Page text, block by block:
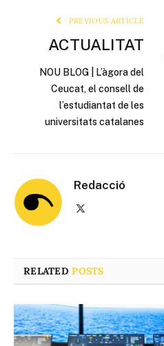
PREVIOUS ARTICLE
ACTUALITAT
NOU BLOG | L’àgora del
Ceucat, el consell de
l’estudiantat de les
universitats catalanes
Redacció
RELATEDPOSTS